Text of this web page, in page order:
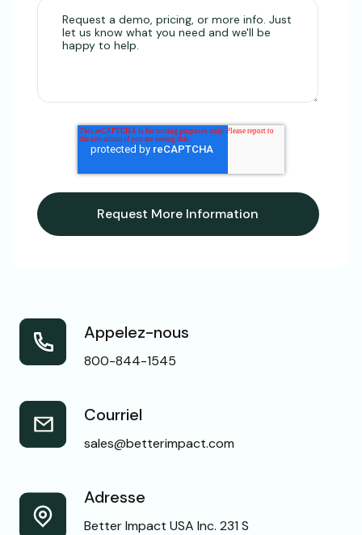
Appelez-nous
800-844-1545
Courriel
sales@betterimpact.com
Adresse
Better Impact USA Inc. 231 S